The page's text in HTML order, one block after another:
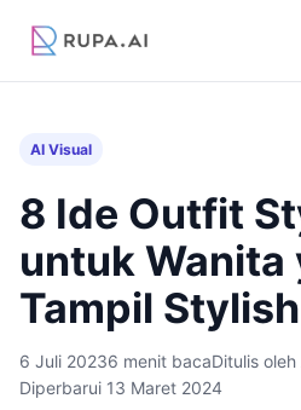
AI Visual
8 Ide Outfit
untuk Wanita
Tampil Stylish
6 Juli 20236 menit bacaDitulis oleh
Diperbarui 13 Maret 2024